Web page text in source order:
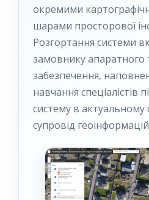
окремими
шарами просторової
Розгортання системи
замовнику апаратного
забезпечення,
навчання спеціалістів
систему в актуальному
супровід